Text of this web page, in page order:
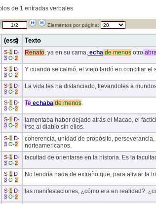
de 1 entradas verbales
Elementos por página:
(ess) Texto
S-1 D-
3 O-2
Renato, ya en su cama,echade menosotro
S-1 D-
3 O-2
Y cuando se calmó, el viejo tardó en conciliar el
S-1 D-
3 O-2
La vida les ha distanciado, llevandoles a
S-1 D-
3 O-2
Te echabade menos.
S-1 D-
3 O-2
lamentaba haber dejado atrás el Macao, el
irse al diablo sin ellos.
S-1 D-
3 O-2
coherencia, unidad de propósito,
norteamericanos.
S-1 D-
3 O-2
facultad de orientarse en la historia. Es la
S-1 D-
3 O-2
No tendría nada de extraño que, para aliviar la
S-1 D-
3 O-2
las manifestaciones, ¿cómo era en realidad?,